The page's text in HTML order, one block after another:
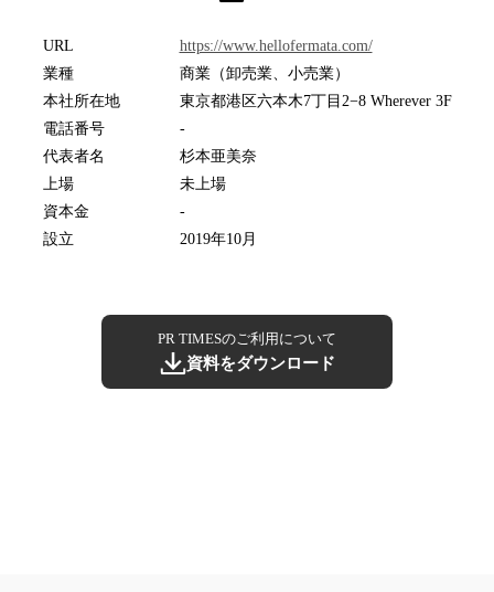
URL
https://www.hellofermata.com/
業種
商業（卸売業、小売業）
本社所在地
東京都港区六本木7丁目2−8 Wherever 3F
電話番号
-
代表者名
杉本亜美奈
上場
未上場
資本金
-
設立
2019年10月
PR TIMESのご利用について
資料をダウンロード